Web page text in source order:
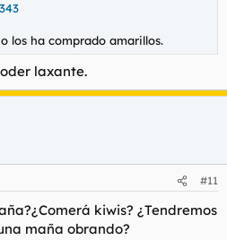
los ha comprado amarillos.
laxante.
#11
kiwis? ¿Tendremos
maña obrando?